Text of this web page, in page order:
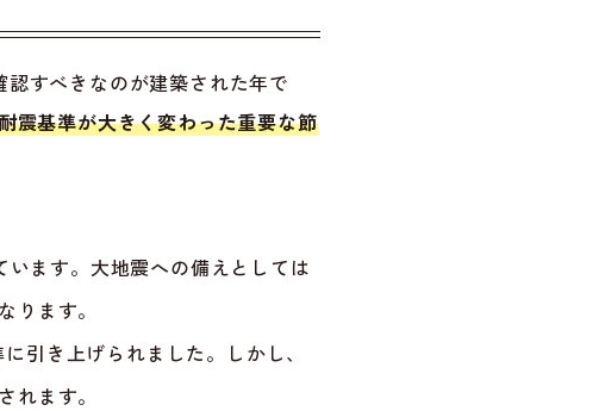
すべきなのが建築された年で
震基準が大きく変わった重要な節
ます。大地震への備えとしては
ます。
引き上げられました。しかし、
ます。